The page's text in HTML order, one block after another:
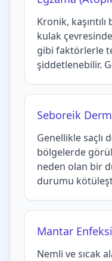
Kronik, kaşıntılı
kulak
gibi faktörlerle
şiddetlenebilir.
Seboreik
Genellikle saçlı
bölgelerde
neden olan bir
durumu
Mantar
Nemli ve sıcak